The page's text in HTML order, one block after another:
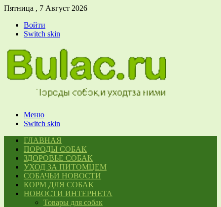
Пятница , 7 Август 2026
Войти
Switch skin
Меню
Switch skin
ГЛАВНАЯ
ПОРОДЫ СОБАК
ЗДОРОВЬЕ СОБАК
УХОД ЗА ПИТОМЦЕМ
СОБАЧЬИ НОВОСТИ
КОРМ ДЛЯ СОБАК
НОВОСТИ ИНТЕРНЕТА
Товары для собак